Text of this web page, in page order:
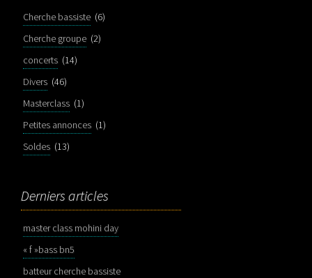
Cherche bassiste (6)
Cherche groupe (2)
concerts (14)
Divers (46)
Masterclass (1)
Petites annonces (1)
Soldes (13)
Derniers articles
master class mohini day
« f »bass bn5
batteur cherche bassiste